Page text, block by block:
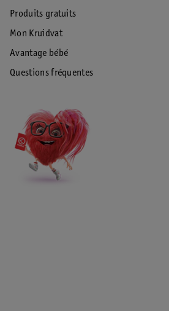
Produits gratuits
Mon Kruidvat
Avantage bébé
Questions fréquentes